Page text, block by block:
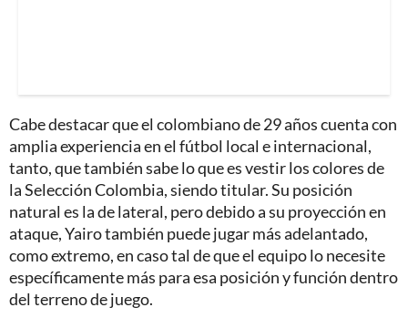
Cabe destacar que el colombiano de 29 años cuenta con
amplia experiencia en el fútbol local e internacional,
tanto, que también sabe lo que es vestir los colores de
la Selección Colombia, siendo titular. Su posición
natural es la de lateral, pero debido a su proyección en
ataque, Yairo también puede jugar más adelantado,
como extremo, en caso tal de que el equipo lo necesite
específicamente más para esa posición y función dentro
del terreno de juego.